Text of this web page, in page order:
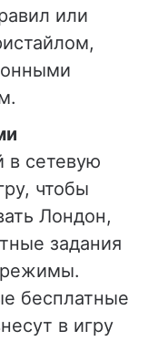
или
в сетевую
чтобы
Лондон,
задания
режимы.
бесплатные
в игру